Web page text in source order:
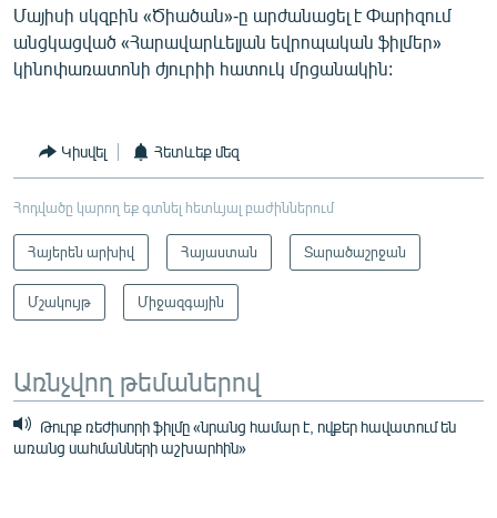
Մայիսի սկզբին «Ծիածան»-ը արժանացել է Փարիզում
անցկացված «Հարավարևելյան եվրոպական ֆիլմեր»
կինոփառատոնի ժյուրիի հատուկ մրցանակին:
Կիսվել Հետևեք մեզ
Հոդվածը կարող եք գտնել հետևյալ բաժիններում
Հայերեն արխիվ Հայաստան Տարածաշրջան
Մշակույթ Միջազգային
Առնչվող թեմաներով
Թուրք ռեժիսորի ֆիլմը «նրանց համար է, ովքեր հավատում են
առանց սահմանների աշխարհին»